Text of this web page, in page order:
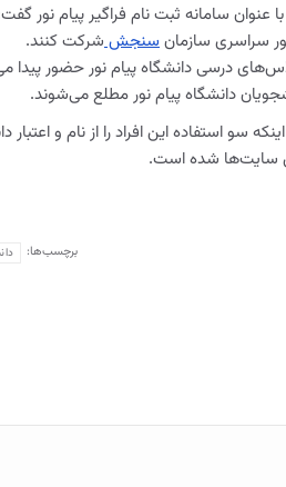
سامانه ثبت نام فراگیر پیام نور
سراسری سازمانسنجششرکت کنند.
درسی دانشگاه پیام نور حضور پیدا
دانشگاه پیام نور مطلع می‌شوند.
سو استفاده این افراد را از نام و
سایت‌ها شده است.
برچسب‌ها: